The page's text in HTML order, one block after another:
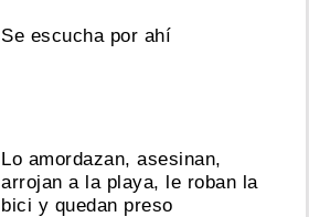
Se escucha por ahí
Lo amordazan, asesinan,
arrojan a la playa, le roban la
bici y quedan preso